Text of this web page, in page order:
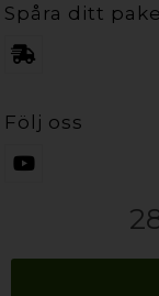
Spåra ditt
Följ oss